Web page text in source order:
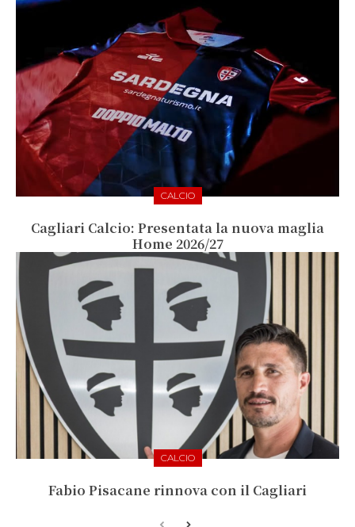
CALCIO
Cagliari Calcio: Presentata la nuova maglia
Home 2026/27
CALCIO
Fabio Pisacane rinnova con il Cagliari